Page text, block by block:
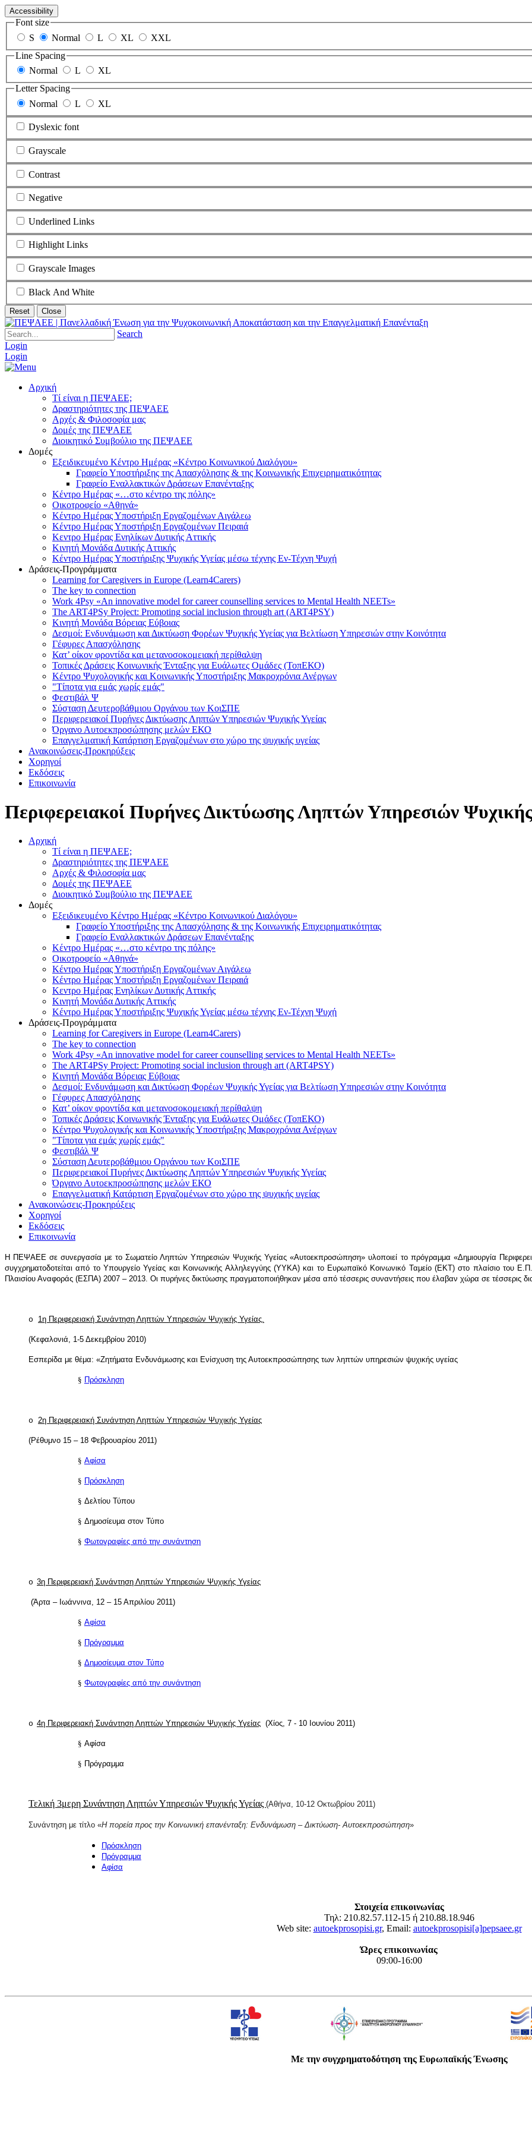
Accessibility
Font size
S
Normal L XL
XXL
Line Spacing
Normal
L
XL
Letter Spacing
Normal
L XL
Dyslexic font
Grayscale
Contrast
Negative
Underlined Links
Highlight Links
Grayscale Images
Black And White
Reset Close
Search
Login
Login
Αρχική
Τί είναι η ΠΕΨΑΕΕ;
Δραστηριότητες της ΠΕΨΑΕΕ
Αρχές & Φιλοσοφία μας
Δομές της ΠΕΨΑΕΕ
Διοικητικό Συμβούλιο της ΠΕΨΑΕΕ
Δομές
Εξειδικευμένο Κέντρο Ημέρας «Κέντρο Κοινωνικού Διαλόγου»
Γραφείο Υποστήριξης της Απασχόλησης & της Κοινωνικής Επιχειρηματικότητας
Γραφείο Εναλλακτικών Δράσεων Επανένταξης
Κέντρο Ημέρας «…στο κέντρο της πόλης»
Οικοτροφείο «Αθηνά»
Κέντρο Ημέρας Υποστήριξη Eργαζομένων Αιγάλεω
Κέντρο Ημέρας Υποστήριξη Eργαζομένων Πειραιά
Κεντρο Ημέρας Ενηλίκων Δυτικής Αττικής
Κινητή Μονάδα Δυτικής Αττικής
Κέντρο Ημέρας Υποστήριξης Ψυχικής Υγείας μέσω τέχνης Εν-Τέχνη Ψυχή
Δράσεις-Προγράμματα
Learning for Caregivers in Europe (Learn4Carers)
Τhe key to connection
Work 4Psy «An innovative model for career counselling services to Mental Health NEETs»
The ART4PSy Project: Promoting social inclusion through art (ART4PSY)
Κινητή Μονάδα Βόρειας Εύβοιας
Δεσμοί: Ενδυνάμωση και Δικτύωση Φορέων Ψυχικής Υγείας για Βελτίωση Υπηρεσιών στην Κοινότητα
Γέφυρες Απασχόλησης
Κατ’ οίκον φροντίδα και μετανοσοκομειακή περίθαλψη
Τοπικές Δράσεις Κοινωνικής Ένταξης για Ευάλωτες Ομάδες (ΤοπΕΚΟ)
Κέντρο Ψυχολογικής και Κοινωνικής Υποστήριξης Μακροχρόνια Ανέργων
"Τίποτα για εμάς χωρίς εμάς"
Φεστιβάλ Ψ
Σύσταση Δευτεροβάθμιου Οργάνου των ΚοιΣΠΕ
Περιφερειακοί Πυρήνες Δικτύωσης Ληπτών Υπηρεσιών Ψυχικής Υγείας
Όργανο Αυτοεκπροσώπησης μελών ΕΚΟ
Επαγγελματική Κατάρτιση Εργαζομένων στο χώρο της ψυχικής υγείας
Ανακοινώσεις-Προκηρύξεις
Χορηγοί
Εκδόσεις
Επικοινωνία
Περιφερειακοί Πυρήνες Δικτύωσης Ληπτών Υπηρεσιών
Αρχική
Τί είναι η ΠΕΨΑΕΕ;
Δραστηριότητες της ΠΕΨΑΕΕ
Αρχές & Φιλοσοφία μας
Δομές της ΠΕΨΑΕΕ
Διοικητικό Συμβούλιο της ΠΕΨΑΕΕ
Δομές
Εξειδικευμένο Κέντρο Ημέρας «Κέντρο Κοινωνικού Διαλόγου»
Γραφείο Υποστήριξης της Απασχόλησης & της Κοινωνικής Επιχειρηματικότητας
Γραφείο Εναλλακτικών Δράσεων Επανένταξης
Κέντρο Ημέρας «…στο κέντρο της πόλης»
Οικοτροφείο «Αθηνά»
Κέντρο Ημέρας Υποστήριξη Eργαζομένων Αιγάλεω
Κέντρο Ημέρας Υποστήριξη Eργαζομένων Πειραιά
Κεντρο Ημέρας Ενηλίκων Δυτικής Αττικής
Κινητή Μονάδα Δυτικής Αττικής
Κέντρο Ημέρας Υποστήριξης Ψυχικής Υγείας μέσω τέχνης Εν-Τέχνη Ψυχή
Δράσεις-Προγράμματα
Learning for Caregivers in Europe (Learn4Carers)
Τhe key to connection
Work 4Psy «An innovative model for career counselling services to Mental Health NEETs»
The ART4PSy Project: Promoting social inclusion through art (ART4PSY)
Κινητή Μονάδα Βόρειας Εύβοιας
Δεσμοί: Ενδυνάμωση και Δικτύωση Φορέων Ψυχικής Υγείας για Βελτίωση Υπηρεσιών στην Κοινότητα
Γέφυρες Απασχόλησης
Κατ’ οίκον φροντίδα και μετανοσοκομειακή περίθαλψη
Τοπικές Δράσεις Κοινωνικής Ένταξης για Ευάλωτες Ομάδες (ΤοπΕΚΟ)
Κέντρο Ψυχολογικής και Κοινωνικής Υποστήριξης Μακροχρόνια Ανέργων
"Τίποτα για εμάς χωρίς εμάς"
Φεστιβάλ Ψ
Σύσταση Δευτεροβάθμιου Οργάνου των ΚοιΣΠΕ
Περιφερειακοί Πυρήνες Δικτύωσης Ληπτών Υπηρεσιών Ψυχικής Υγείας
Όργανο Αυτοεκπροσώπησης μελών ΕΚΟ
Επαγγελματική Κατάρτιση Εργαζομένων στο χώρο της ψυχικής υγείας
Ανακοινώσεις-Προκηρύξεις
Χορηγοί
Εκδόσεις
Επικοινωνία
Η ΠΕΨΑΕΕ σε συνεργασία με το Σωματείο Ληπτών Υπηρεσιών Ψυχικής Υγείας «Αυτοεκπροσώπηση» υλοποιεί το πρόγραμμα «Δημιουργία
συγχρηματοδοτείται από το Υπουργείο Υγείας και Κοινωνικής Αλληλεγγύης (ΥΥΚΑ) και το Ευρωπαϊκό Κοινωνικό Ταμείο (ΕΚΤ) στο πλαίσιο του
Πλαισίου Αναφοράς (ΕΣΠΑ) 2007 – 2013. Οι πυρήνες δικτύωσης πραγματοποιήθηκαν μέσα από τέσσερις συναντήσεις που έλαβαν χώρα σε τέσσερις
o 1η Περιφερειακή Συνάντηση Ληπτών Υπηρεσιών Ψυχικής Υγείας.
(Κεφαλονιά, 1-5 Δεκεμβρίου 2010)
Εσπερίδα με θέμα: «Ζητήματα Ενδυνάμωσης και Ενίσχυση της Αυτοεκπροσώπησης των ληπτών υπηρεσιών ψυχικής υγείας
§ Πρόσκληση
o 2η Περιφερειακή Συνάντηση Ληπτών Υπηρεσιών Ψυχικής Υγείας
(Ρέθυμνο 15 – 18 Φεβρουαρίου 2011)
§ Αφίσα
§ Πρόσκληση
§ Δελτίου Τύπου
§ Δημοσίευμα στον Τύπο
§ Φωτογραφίες από την συνάντηση
o 3η Περιφερειακή Συνάντηση Ληπτών Υπηρεσιών Ψυχικής Υγείας
(Άρτα – Ιωάννινα, 12 – 15 Απριλίου 2011)
§ Αφίσα
§ Πρόγραμμα
§ Δημοσίευμα στον Τύπο
§ Φωτογραφίες από την συνάντηση
o 4η Περιφερειακή Συνάντηση Ληπτών Υπηρεσιών Ψυχικής Υγείας (Χίος, 7 - 10 Ιουνίου 2011)
§ Αφίσα
§ Πρόγραμμα
Τελική 3μερη Συνάντηση Ληπτών Υπηρεσιών Ψυχικής Υγείας (Αθήνα, 10-12 Οκτωβρίου 2011)
Συνάντηση με τίτλο «Η πορεία προς την Κοινωνική επανένταξη: Ενδυνάμωση – Δικτύωση- Αυτοεκπροσώπηση»
Πρόσκληση
Πρόγραμμα
Αφίσα
Στοιχεία επικοινωνίας
Τηλ: 210.82.57.112-15 ή 210.88.18.946
Web site: autoekprosopisi.gr, Email: autoekprosopisi[a]pepsaee.gr
Ώρες επικοινωνίας
09:00-16:00
Με την συγχρηματοδότηση της Ευρωπαϊκής Ένωσης